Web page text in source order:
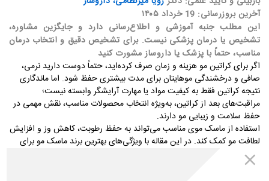
آخرین بروزرسانی: 19 خرداد ۱۴۰۵
این مطلب جنبه آموزشی و اطلاع‌رسانی دارد و جایگزین مشاوره،
تشخیص یا درمان پزشکی نیست. برای تشخیص دقیق و انتخاب درمان
مناسب، حتماً با پزشک یا داروساز مشورت کنید
اگر برای کراتین مو هزینه و زمان صرف کرده‌اید، حتماً دوست دارید نرمی،
صافی و درخشندگی موهایتان برای مدت بیشتری حفظ شود. اما ماندگاری
نتیجه کراتین فقط به کیفیت مواد یا مهارت آرایشگر وابسته نیست؛
مراقبت‌های بعد از کراتین، به‌ویژه انتخاب محصولات مناسب، نقش مهمی در
حفظ سلامت و زیبایی مو دارند.
استفاده از ماسک موی مناسب می‌تواند به حفظ رطوبت، کاهش وز و افزایش
لطافت مو کمک کند. در این مقاله با ویژگی‌های بهترین برند ماسک مو برای
موهای کراتین شده، ترکیبات مناسب و نکات مهم خرید آشنا می‌شوید تا بتوانید
انتخابی آگاهانه داشته باشید